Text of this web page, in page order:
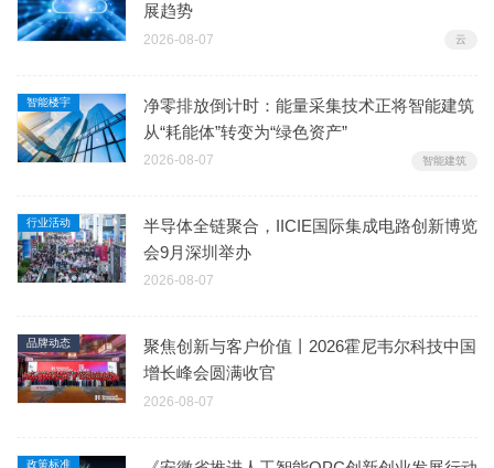
展趋势
2026-08-07 云
智能楼宇
净零排放倒计时：能量采集技术正将智能建筑
从“耗能体”转变为“绿色资产”
2026-08-07 智能建筑
行业活动
半导体全链聚合，IICIE国际集成电路创新博览
会9月深圳举办
2026-08-07
品牌动态
聚焦创新与客户价值丨2026霍尼韦尔科技中国
增长峰会圆满收官
2026-08-07
政策标准